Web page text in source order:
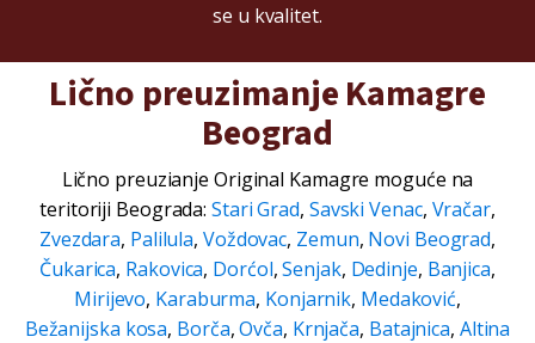
se u kvalitet.
Lično preuzimanje Kamagre
Beograd
Lično preuzianje Original Kamagre moguće na
teritoriji Beograda:Stari Grad, Savski Venac, Vračar,
Zvezdara, Palilula, Voždovac, Zemun, Novi Beograd,
Čukarica, Rakovica, Dorćol,Senjak, Dedinje, Banjica,
Mirijevo, Karaburma, Konjarnik, Medaković,
Bežanijska kosa, Borča,Ovča, Krnjača, Batajnica, Altina